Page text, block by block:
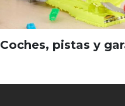
Coches, pistas y